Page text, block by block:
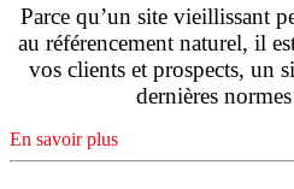
Parce qu’un site vieillissant
au référencement naturel, il
vos clients et prospects, un
dernières
En savoir plus